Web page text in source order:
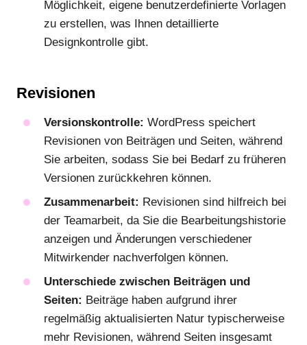
Möglichkeit, eigene benutzerdefinierte Vorlagen
zu erstellen, was Ihnen detaillierte
Designkontrolle gibt.
Revisionen
Versionskontrolle: WordPress speichert
Revisionen von Beiträgen und Seiten, während
Sie arbeiten, sodass Sie bei Bedarf zu früheren
Versionen zurückkehren können.
Zusammenarbeit: Revisionen sind hilfreich bei
der Teamarbeit, da Sie die Bearbeitungshistorie
anzeigen und Änderungen verschiedener
Mitwirkender nachverfolgen können.
Unterschiede zwischen Beiträgen und
Seiten: Beiträge haben aufgrund ihrer
regelmäßig aktualisierten Natur typischerweise
mehr Revisionen, während Seiten insgesamt